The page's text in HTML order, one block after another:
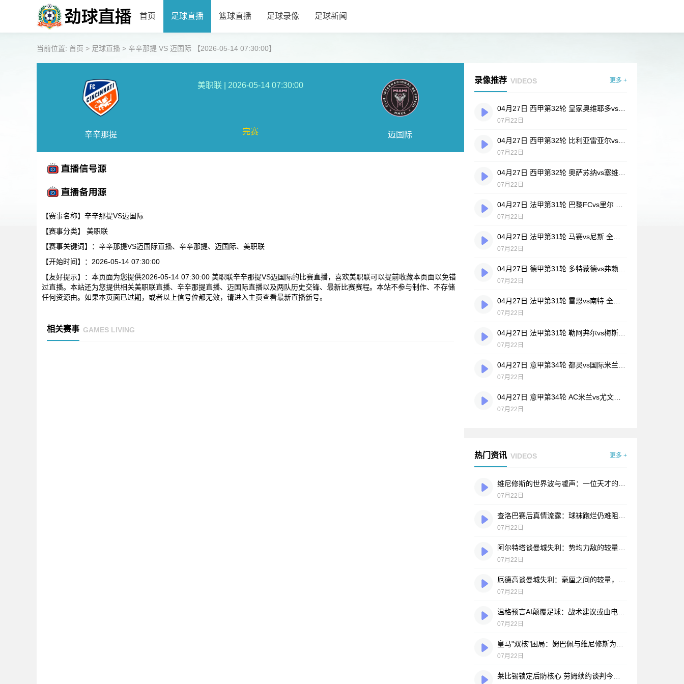
首页 足球直播 篮球直播 足球录像 足球新闻
当前位置: 首页 > 足球直播 > 辛辛那提 VS 迈国际 【2026-05-14 07:30:00】
辛辛那提
美职联 2026-05-14 07:30:00
完赛 迈国际
【赛事名称】辛辛那提VS迈国际
【赛事分类】 美职联
【赛事关键词】：辛辛那提VS迈国际直播、辛辛那提、迈国际、美职联
【开始时间】：2026-05-14 07:30:00
【友好提示】：本页面为您提供2026-05-14 07:30:00 美职联辛辛那提VS迈国际的比赛直播，喜欢美职联可以提前收藏本页面以免错
过直播。本站还为您提供相关美职联直播、辛辛那提直播、迈国际直播以及两队历史交锋、最新比赛赛程。本站不参与制作、不存储
任何资源由。如果本页面已过期，或者以上信号位都无效，请进入主页查看最新直播新号。
相关赛事 GAMES LIVING
录像推荐 VIDEOS 更多 +
07月22日
07月22日
07月22日
07月22日
07月22日
07月22日
07月22日
07月22日
07月22日
07月22日
热门资讯 VIDEOS 更多 +
07月22日
07月22日
07月22日
07月22日
07月22日
07月22日